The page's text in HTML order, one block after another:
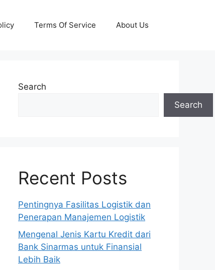
Terms Of Service About Us
Search
Search
Recent Posts
Pentingnya Fasilitas Logistik dan
Penerapan Manajemen Logistik
Mengenal Jenis Kartu Kredit dari
Bank Sinarmas untuk Finansial
Lebih Baik